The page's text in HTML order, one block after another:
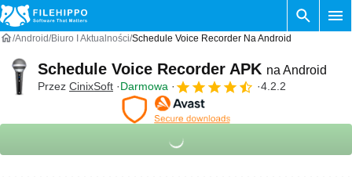
Android Biuro I Aktualności Schedule Voice Recorder Na Android
Schedule Voice Recorder APK na Android
Przez CinixSoft Darmowa 4.2.2